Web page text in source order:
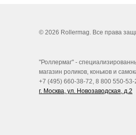
© 2026 Rollermag. Все права
"Роллермаг" -
магазин роликов, коньков и
+7 (495) 660-38-72, 8 800 550-53-
г. Москва, ул. Новозаводская, д.2